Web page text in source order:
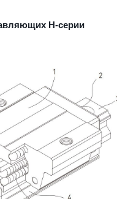
H-серии